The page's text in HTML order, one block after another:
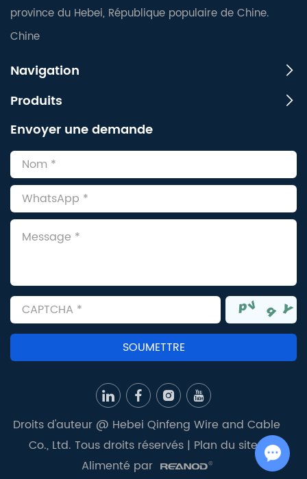
province du Hebei, République populaire de Chine.
Chine
Navigation
Produits
Envoyer une demande
Droits d'auteur @ Hebei Qinfeng Wire and Cable
Co., Ltd. Tous droits réservés | Plan du site|
Alimenté par